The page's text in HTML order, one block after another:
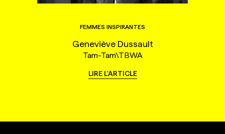
FEMMES INSPIRANTES
Geneviève Dussault
Tam-Tam\TBWA
LIRE L'ARTICLE